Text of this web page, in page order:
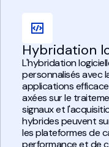
Hybridation
L'hybridation
personnalisés avec
applications
axées sur le
signaux et
hybrides peuvent
les plateformes de